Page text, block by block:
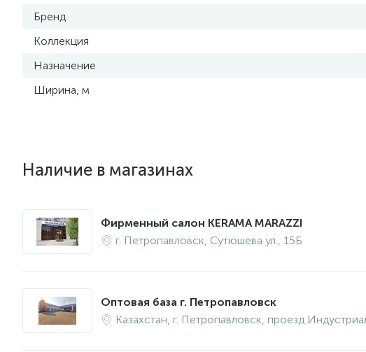
Бренд
Коллекция
Назначение
Ширина, м
Наличие в магазинах
Фирменный салон KERAMA MARAZZI
г. Петропавловск, Сутюшева ул., 15Б
Оптовая база г. Петропавловск
Казахстан, г. Петропавловск, проезд